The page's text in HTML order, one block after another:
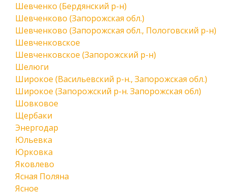
Шевченко (Бердянский р-н)
Шевченково (Запорожская обл.)
Шевченково (Запорожская обл., Пологовский р-н)
Шевченковское
Шевченковское (Запорожский р-н)
Шелюги
Широкое (Васильевский р-н., Запорожская обл.)
Широкое (Запорожский р-н. Запорожская обл)
Шовковое
Щербаки
Энергодар
Юльевка
Юрковка
Яковлево
Ясная Поляна
Ясное